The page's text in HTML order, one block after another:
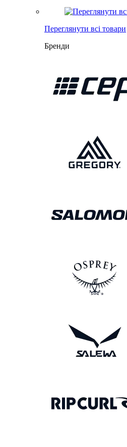
Переглянути всі товари
Бренди